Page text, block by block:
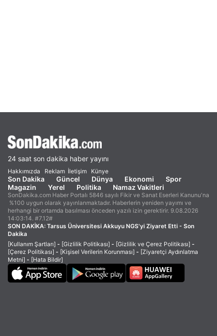
24 saat son dakika haber yayını
Hakkımızda Reklam İletişim Künye
Son Dakika Güncel Dünya Ekonomi
Spor
Magazin
Yerel Politika Namaz Vakitleri
SonDakika.com Haber Portalı 5846 sayılı Fikir ve Sanat Eserleri Kanunu'na
%100 uygun olarak yayınlanmaktadır. Haberlerin yeniden yayımı ve
herhangi bir ortamda basılması önceden yazılı izin gerektirir. 9.08.2026
14:03:14. #7.12#
SON DAKİKA: Tarsus Üniversitesi Akkuyu NGS'yi Ziyaret Etti - Son
Dakika
[Kullanım Şartları] - [Gizlilik Politikası] - [Gizlilik ve Çerez Politikası] -
[Çerez Politikası] - [Kişisel Verilerin Korunması] - [Ziyaretçi Aydınlatma
Metni] - [Hata Bildir]